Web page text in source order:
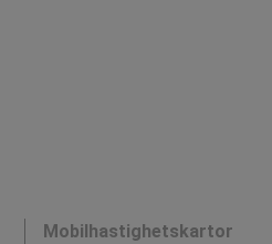
Mobilhastighetskartor